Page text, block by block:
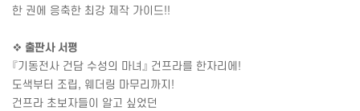
한 권에 응축한 최강 제작 가이드!!
❖ 출판사 서평
『기동전사 건담 수성의 마녀』 건프라를 한자리에 !
도색부터 조립 , 웨더링 마무리까지 !
건프라 초보자들이 알고 싶었던